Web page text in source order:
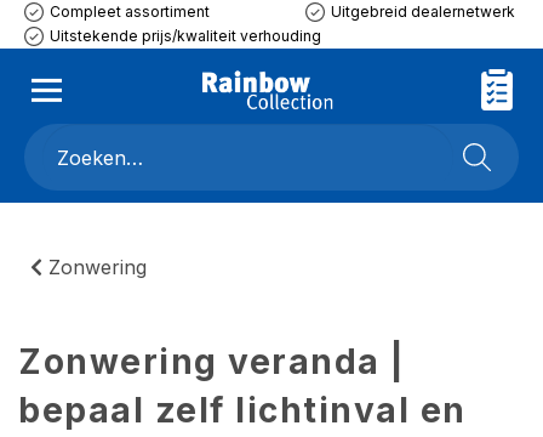
Compleet assortiment
Uitgebreid dealernetwerk
Uitstekende prijs/kwaliteit verhouding
Zonwering
Zonwering veranda |
bepaal zelf lichtinval en